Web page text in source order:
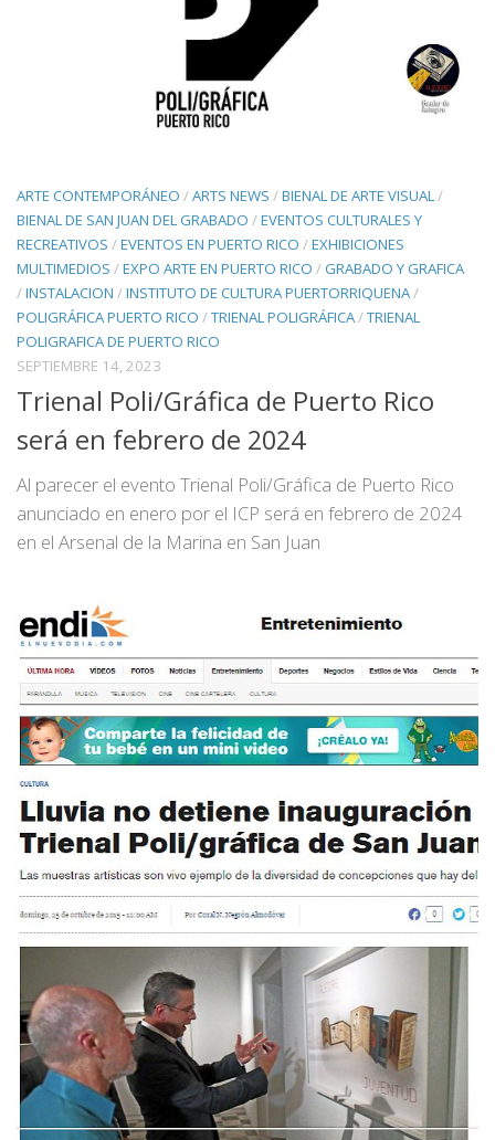
ARTE CONTEMPORÁNEO /ARTS NEWS /BIENAL DE ARTE VISUAL/
BIENAL DE SAN JUAN DEL GRABADO /EVENTOS CULTURALES Y
RECREATIVOS /EVENTOS EN PUERTO RICO /EXHIBICIONES
MULTIMEDIOS /EXPO ARTE EN PUERTO RICO / GRABADO Y GRAFICA
/INSTALACION /INSTITUTO DE CULTURA PUERTORRIQUENA/
POLIGRÁFICA PUERTO RICO /TRIENAL POLIGRÁFICA/TRIENAL
POLIGRAFICA DE PUERTO RICO
SEPTIEMBRE 14, 2023
Trienal Poli/Gráfica de Puerto Rico
será en febrero de 2024
Al parecer el evento Trienal Poli/Gráfica de Puerto Rico
anunciado en enero por el ICP será en febrero de 2024
en el Arsenal de la Marina en San Juan